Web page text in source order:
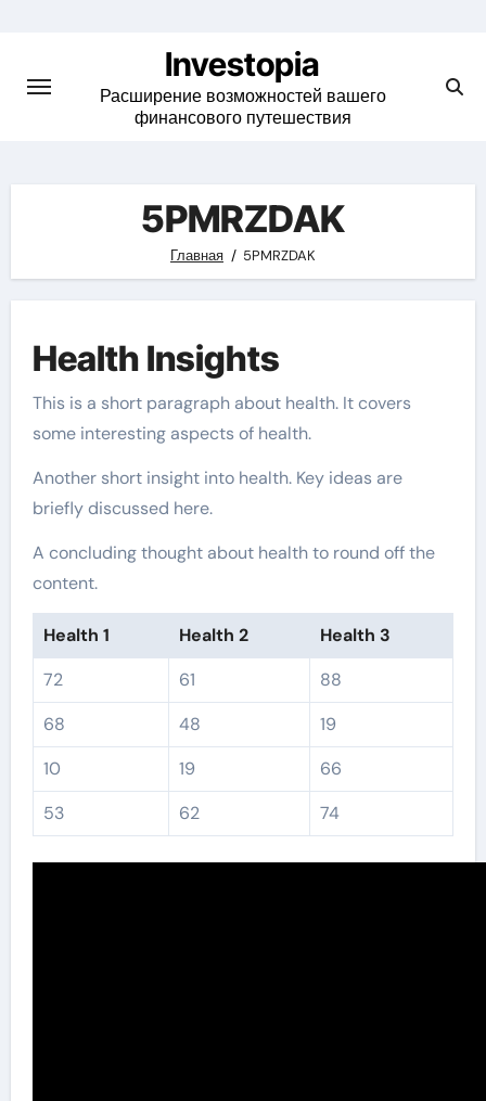
content
Investopia
Расширение возможностей вашего
финансового путешествия
5PMRZDAK
Главная 5PMRZDAK
Health Insights
This is a short paragraph about health. It covers
some interesting aspects of health.
Another short insight into health. Key ideas are
briefly discussed here.
A concluding thought about health to round off the
content.
Health 1 Health 2
Health 3
72
61
88
68
48
19
10
19
66
53
62 74